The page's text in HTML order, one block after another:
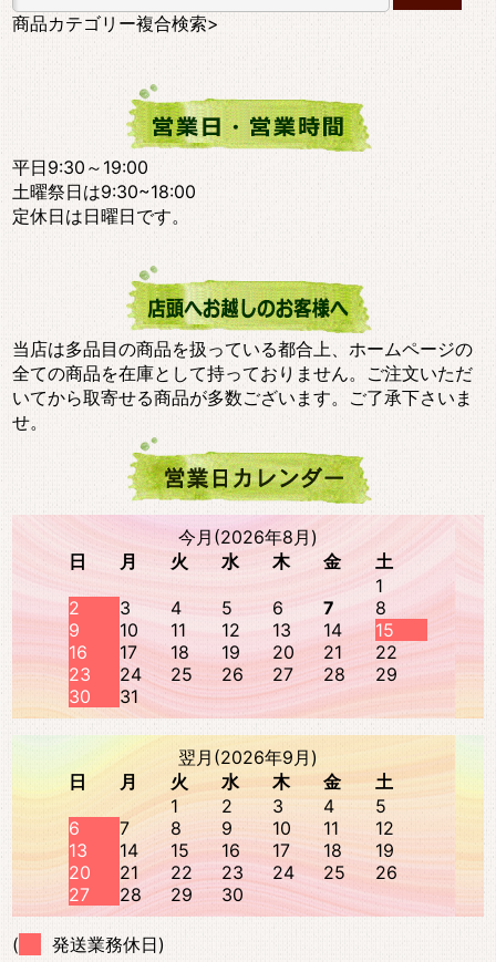
商品カテゴリー複合検索>
平日9:30～19:00
土曜祭日は9:30~18:00
定休日は日曜日です。
当店は多品目の商品を扱っている都合上、ホームページの
全ての商品を在庫として持っておりません。ご注文いただ
いてから取寄せる商品が多数ございます。ご了承下さいま
せ。
今月(2026年8月)
日
月 火 水 木 金
土
1
2
3 4 5 6 7
8
9
10 11 12 13 14
15
16
17 18 19 20 21
22
23
24 25 26 27 28
29
30
31
翌月(2026年9月)
日
月 火 水 木 金
土
1
2 3 4
5
6
7 8 9 10 11
12
13
14 15 16 17 18
19
20
21 22 23 24 25
26
27
28 29 30
( 発送業務休日)